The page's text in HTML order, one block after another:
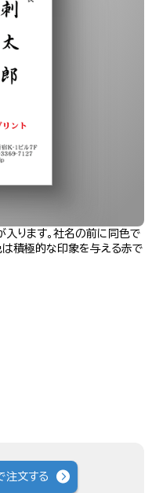
ります。社名の前に同色で
は積極的な印象を与える赤で
注文する